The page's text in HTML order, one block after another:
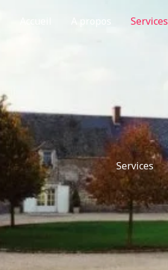
A propos Services
Services